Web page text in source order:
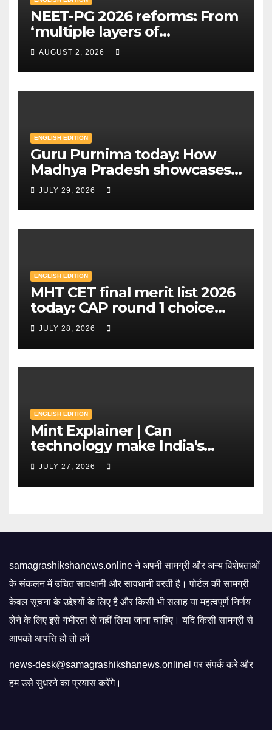
NEET-PG 2026 reforms: From
‘multiple layers of
encryption’ to centres closer
to home — Key changes in 30
August exam | Mint
AUGUST 2, 2026
ENGLISH EDITION
Guru Purnima today: How
Madhya Pradesh showcases
Sandipani schools as new
education model | Mint
JULY 29, 2026
ENGLISH EDITION
MHT CET final merit list 2026
today: CAP round 1 choice
filling starts, here's what
candidates should know |
Mint
JULY 28, 2026
ENGLISH EDITION
Mint Explainer | Can
technology make India's
exams leak-proof? | Mint
JULY 27, 2026
samagrashikshanews.online ने अपनी सामग्री और अन्य विशेषताओं
के संकलन में उचित सावधानी और सावधानी बरती है। पोर्टल की सामग्री
केवल सूचना के उद्देश्यों के लिए है और किसी भी सलाह या महत्वपूर्ण निर्णय
लेने के लिए इसे गंभीरता से नहीं लिया जाना चाहिए। यदि किसी सामग्री से
आपको आपत्ति हो तो हमें
news-desk@samagrashikshanews.onlinel पर संपर्क करे और
हम उसे सुधरने का प्रयास करेंगे।